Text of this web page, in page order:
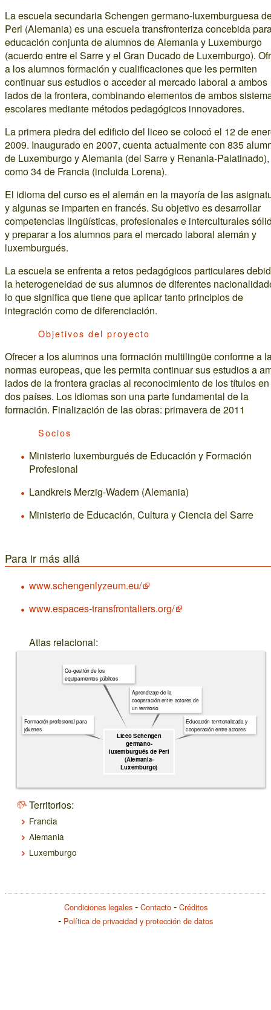
La escuela secundaria Schengen germano-luxemburguesa
Perl (Alemania) es una escuela transfronteriza concebida
educación conjunta de alumnos de Alemania y Luxemburgo
(acuerdo entre el Sarre y el Gran Ducado de Luxemburgo).
a los alumnos formación y cualificaciones que les permiten
continuar sus estudios o acceder al mercado laboral a ambos
lados de la frontera, combinando elementos de ambos
escolares mediante métodos pedagógicos innovadores.
La primera piedra del edificio del liceo se colocó el 12 de
2009. Inaugurado en 2007, cuenta actualmente con 835
de Luxemburgo y Alemania (del Sarre y Renania-
como 34 de Francia (incluida Lorena).
El idioma del curso es el alemán en la mayoría de las
y algunas se imparten en francés. Su objetivo es desarrollar
competencias lingüísticas, profesionales e interculturales
y preparar a los alumnos para el mercado laboral alemán y
luxemburgués.
La escuela se enfrenta a retos pedagógicos particulares
la heterogeneidad de sus alumnos de diferentes
lo que significa que tiene que aplicar tanto principios de
integración como de diferenciación.
Objetivos del proyecto
Ofrecer a los alumnos una formación multilingüe conforme a
normas europeas, que les permita continuar sus estudios a
lados de la frontera gracias al reconocimiento de los títulos
dos países. Los idiomas son una parte fundamental de la
formación. Finalización de las obras: primavera de 2011
Socios
Ministerio luxemburgués de Educación y Formación
Profesional
Landkreis Merzig-Wadern (Alemania)
Ministerio de Educación, Cultura y Ciencia del Sarre
Para ir más allá
www.schengenlyzeum.eu/
www.espaces-transfrontaliers.org/
Atlas relacional:
Liceo Schengen
germano-
luxemburgués de Perl
(Alemania-
Luxemburgo)
Educación territorializada y
cooperación entre actores
Aprendizaje de la
cooperación entre actores de
un territorio
Co-gestión de los
equipamientos públicos
Formación profesional para
jóvenes
Territorios:
Francia
Alemania
Luxemburgo
Condiciones legales Contacto
Créditos
Política de privacidad y protección de datos